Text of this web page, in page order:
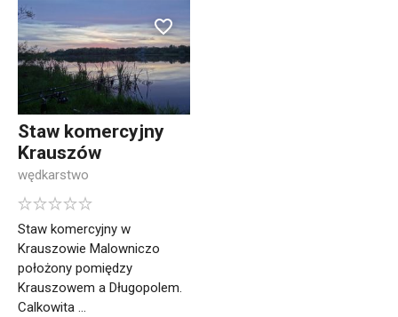
Staw komercyjny
Krauszów
wędkarstwo
Staw komercyjny w
Krauszowie Malowniczo
położony pomiędzy
Krauszowem a Długopolem.
Calkowita ...